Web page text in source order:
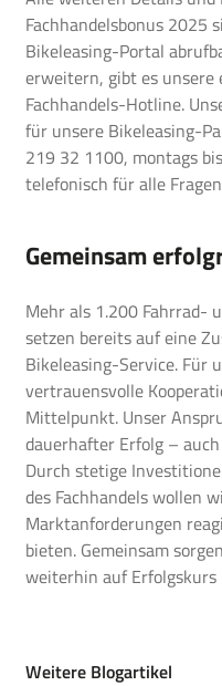
Fachhandelsbonus 2025
Bikeleasing-Portal
erweitern, gibt es unsere
Fachhandels-Hotline.
für unsere Bikeleasing-
219 32 1100, montags
telefonisch für alle
Gemeinsam
Mehr als 1.200 Fahrrad-
setzen bereits auf eine
Bikeleasing-Service. Für
vertrauensvolle
Mittelpunkt. Unser
dauerhafter Erfolg –
Durch stetige
des Fachhandels wollen
Marktanforderungen
bieten. Gemeinsam
weiterhin auf Erfolgskurs
Weitere Blogartikel